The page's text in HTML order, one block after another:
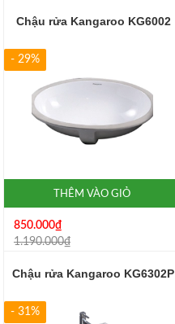
Chậu rửa Kangaroo KG6002
- 29%
THÊM VÀO GIỎ
850.000₫
1.190.000₫
Chậu rửa Kangaroo KG6302P
- 31%